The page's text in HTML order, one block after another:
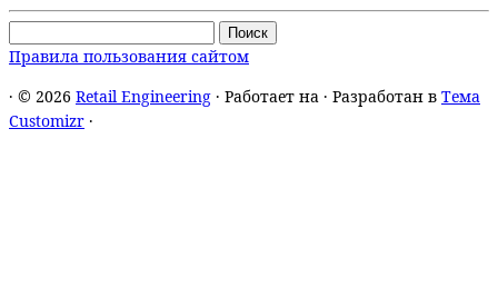
Правила пользования сайтом
· © 2026 Retail Engineering · Работает на · Разработан в Тема
Customizr ·